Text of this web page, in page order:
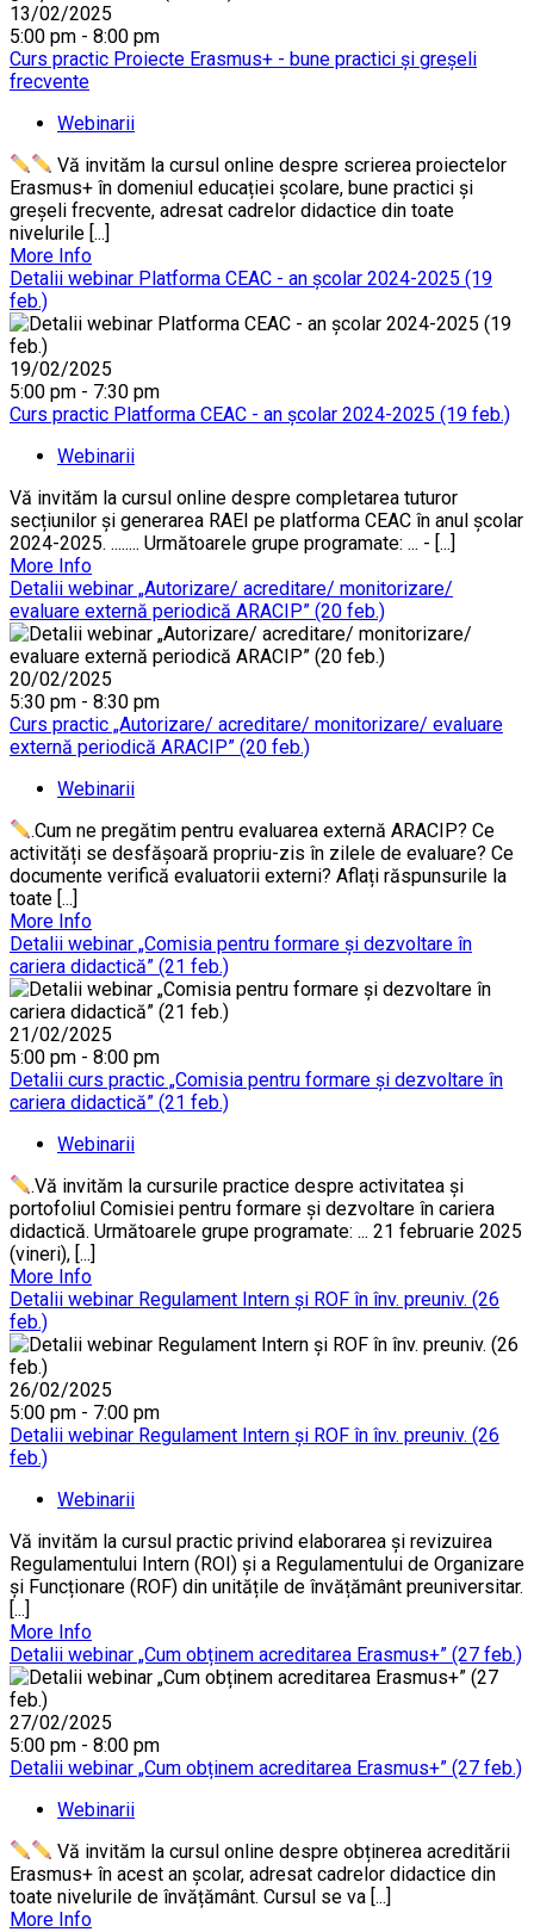
13/02/2025
5:00 pm - 8:00 pm
Curs practic Proiecte Erasmus+ - bune practici și greșeli
frecvente
Webinarii
Vă invităm la cursul online despre scrierea proiectelor
Erasmus+ în domeniul educației școlare, bune practici și
greșeli frecvente, adresat cadrelor didactice din toate
nivelurile [...]
More Info
Detalii webinar Platforma CEAC - an școlar 2024-2025 (19
feb.)
19/02/2025
5:00 pm - 7:30 pm
Curs practic Platforma CEAC - an școlar 2024-2025 (19 feb.)
Webinarii
Vă invităm la cursul online despre completarea tuturor
secțiunilor și generarea RAEI pe platforma CEAC în anul școlar
2024-2025. ........ Următoarele grupe programate: ... - [...]
More Info
Detalii webinar „Autorizare/ acreditare/ monitorizare/
evaluare externă periodică ARACIP” (20 feb.)
20/02/2025
5:30 pm - 8:30 pm
Curs practic „Autorizare/ acreditare/ monitorizare/ evaluare
externă periodică ARACIP” (20 feb.)
Webinarii
.Cum ne pregătim pentru evaluarea externă ARACIP? Ce
activități se desfășoară propriu-zis în zilele de evaluare? Ce
documente verifică evaluatorii externi? Aflați răspunsurile la
toate [...]
More Info
Detalii webinar „Comisia pentru formare și dezvoltare în
cariera didactică” (21 feb.)
21/02/2025
5:00 pm - 8:00 pm
Detalii curs practic „Comisia pentru formare și dezvoltare în
cariera didactică” (21 feb.)
Webinarii
.Vă invităm la cursurile practice despre activitatea și
portofoliul Comisiei pentru formare și dezvoltare în cariera
didactică. Următoarele grupe programate: ... 21 februarie 2025
(vineri), [...]
More Info
Detalii webinar Regulament Intern și ROF în înv. preuniv. (26
feb.)
26/02/2025
5:00 pm - 7:00 pm
Detalii webinar Regulament Intern și ROF în înv. preuniv. (26
feb.)
Webinarii
Vă invităm la cursul practic privind elaborarea și revizuirea
Regulamentului Intern (ROI) și a Regulamentului de Organizare
și Funcționare (ROF) din unitățile de învățământ preuniversitar.
[...]
More Info
Detalii webinar „Cum obținem acreditarea Erasmus+” (27 feb.)
27/02/2025
5:00 pm - 8:00 pm
Detalii webinar „Cum obținem acreditarea Erasmus+” (27 feb.)
Webinarii
Vă invităm la cursul online despre obținerea acreditării
Erasmus+ în acest an școlar, adresat cadrelor didactice din
toate nivelurile de învățământ. Cursul se va [...]
More Info